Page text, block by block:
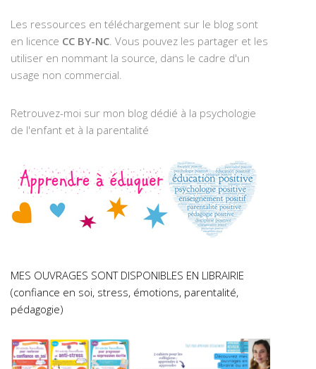
Les ressources en téléchargement sur le blog sont
en licence CC BY-NC. Vous pouvez les partager et les
utiliser en nommant la source, dans le cadre d'un
usage non commercial.
Retrouvez-moi sur mon blog dédié à la psychologie
de l'enfant et à la parentalité
MES OUVRAGES SONT DISPONIBLES EN LIBRAIRIE
(confiance en soi, stress, émotions, parentalité,
pédagogie)